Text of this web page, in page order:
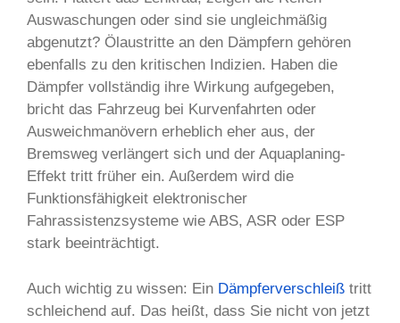
Auswaschungen oder sind sie ungleichmäßig
abgenutzt? Ölaustritte an den Dämpfern gehören
ebenfalls zu den kritischen Indizien. Haben die
Dämpfer vollständig ihre Wirkung aufgegeben,
bricht das Fahrzeug bei Kurvenfahrten oder
Ausweichmanövern erheblich eher aus, der
Bremsweg verlängert sich und der Aquaplaning-
Effekt tritt früher ein. Außerdem wird die
Funktionsfähigkeit elektronischer
Fahrassistenzsysteme wie ABS, ASR oder ESP
stark beeinträchtigt.
Auch wichtig zu wissen: Ein Dämpferverschleiß tritt
schleichend auf. Das heißt, dass Sie nicht von jetzt